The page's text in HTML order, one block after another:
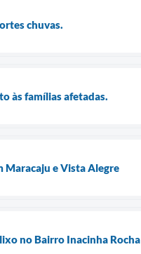
chuvas.
às famílias afetadas.
Maracaju e Vista Alegre
no Bairro Inacinha Rocha